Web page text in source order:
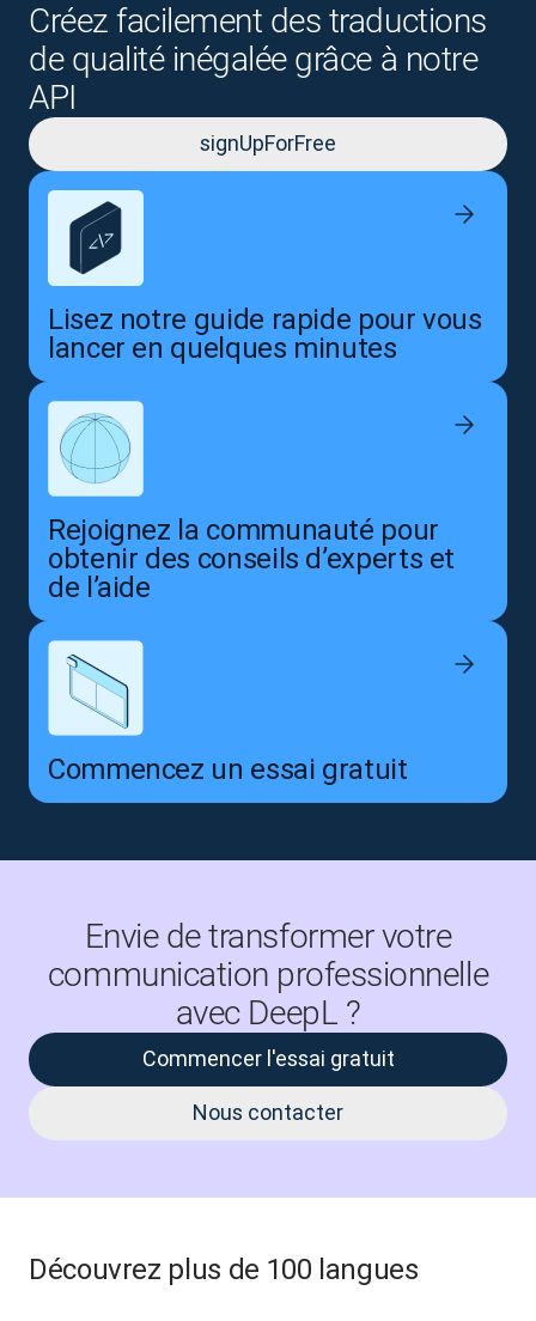
Créez facilement des traductions
de qualité inégalée grâce à notre
API
signUpForFree
Lisez notre guide rapide pour vous
lancer en quelques minutes
Rejoignez la communauté pour
obtenir des conseils d’experts et
de l’aide
Commencez un essai gratuit
Envie de transformer votre
communication professionnelle
avec DeepL ?
Commencer l'essai gratuit
Nous contacter
Découvrez plus de 100 langues